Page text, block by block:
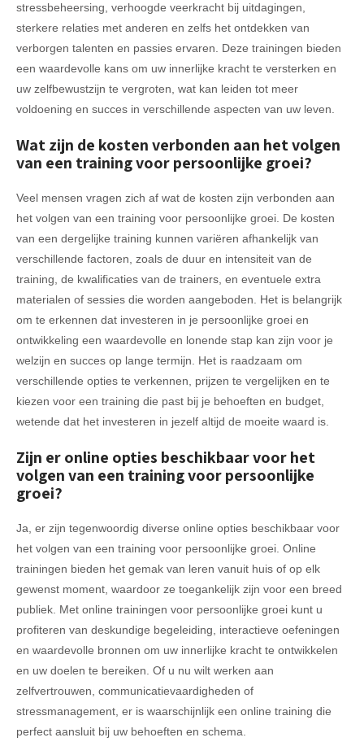
stressbeheersing, verhoogde veerkracht bij uitdagingen,
sterkere relaties met anderen en zelfs het ontdekken van
verborgen talenten en passies ervaren. Deze trainingen bieden
een waardevolle kans om uw innerlijke kracht te versterken en
uw zelfbewustzijn te vergroten, wat kan leiden tot meer
voldoening en succes in verschillende aspecten van uw leven.
Wat zijn de kosten verbonden aan het volgen
van een training voor persoonlijke groei?
Veel mensen vragen zich af wat de kosten zijn verbonden aan
het volgen van een training voor persoonlijke groei. De kosten
van een dergelijke training kunnen variëren afhankelijk van
verschillende factoren, zoals de duur en intensiteit van de
training, de kwalificaties van de trainers, en eventuele extra
materialen of sessies die worden aangeboden. Het is belangrijk
om te erkennen dat investeren in je persoonlijke groei en
ontwikkeling een waardevolle en lonende stap kan zijn voor je
welzijn en succes op lange termijn. Het is raadzaam om
verschillende opties te verkennen, prijzen te vergelijken en te
kiezen voor een training die past bij je behoeften en budget,
wetende dat het investeren in jezelf altijd de moeite waard is.
Zijn er online opties beschikbaar voor het
volgen van een training voor persoonlijke
groei?
Ja, er zijn tegenwoordig diverse online opties beschikbaar voor
het volgen van een training voor persoonlijke groei. Online
trainingen bieden het gemak van leren vanuit huis of op elk
gewenst moment, waardoor ze toegankelijk zijn voor een breed
publiek. Met online trainingen voor persoonlijke groei kunt u
profiteren van deskundige begeleiding, interactieve oefeningen
en waardevolle bronnen om uw innerlijke kracht te ontwikkelen
en uw doelen te bereiken. Of u nu wilt werken aan
zelfvertrouwen, communicatievaardigheden of
stressmanagement, er is waarschijnlijk een online training die
perfect aansluit bij uw behoeften en schema.